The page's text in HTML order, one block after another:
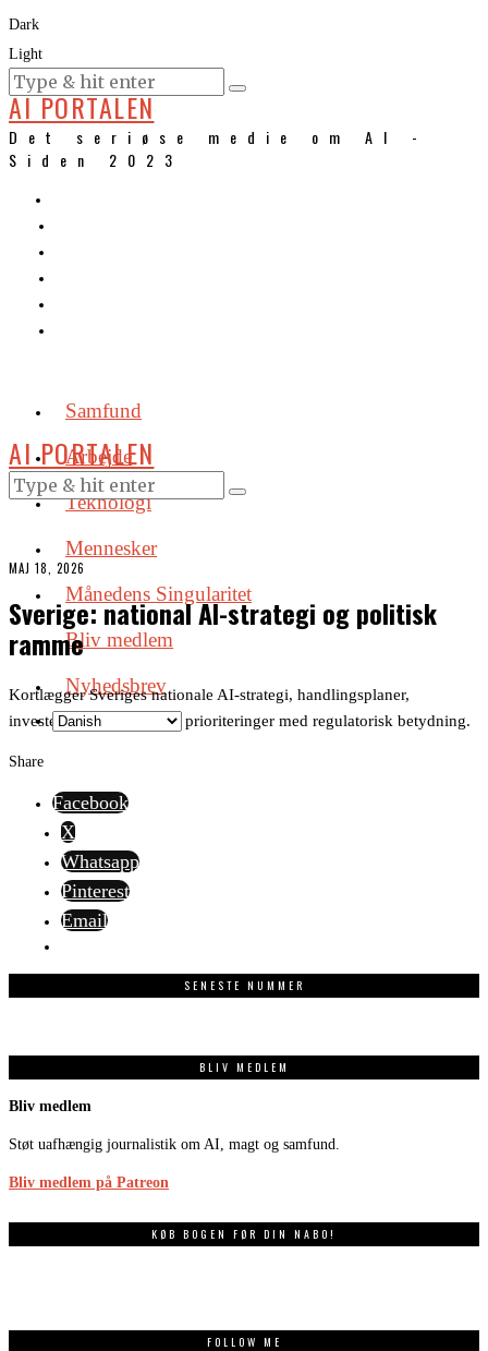
Dark
Light
KURSER
AI PORTALEN
Det seriøse medie om AI -
Siden 2023
Samfund
Arbejde
Teknologi
Mennesker
Månedens Singularitet
Bliv medlem
Nyhedsbrev
AI PORTALEN
MAJ 18, 2026
Sverige: national AI-strategi og politisk
ramme
Kortlægger Sveriges nationale AI-strategi, handlingsplaner,
investeringer og politiske prioriteringer med regulatorisk betydning.
Share
Facebook
X
Whatsapp
Pinterest
Email
SENESTE NUMMER
BLIV MEDLEM
Bliv medlem
Støt uafhængig journalistik om AI, magt og samfund.
Bliv medlem på Patreon
KØB BOGEN FØR DIN NABO!
FOLLOW ME